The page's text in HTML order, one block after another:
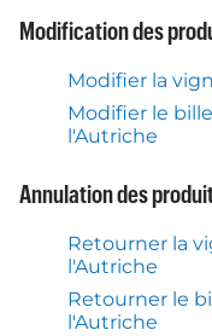
Modification des
Modifier la
Modifier le
l'Autriche
Annulation des
Retourner la
l'Autriche
Retourner le
l'Autriche